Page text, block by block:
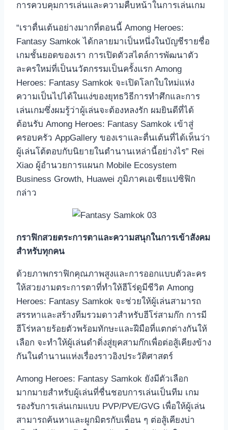
การควบคุมการเล่นและความคืบหน้าในการเล่นเกม
“เราตื่นเต้นอย่างมากที่ตอนนี้ Among Heroes:
Fantasy Samkok ได้กลายมาเป็นหนึ่งในบัญชีรายชื่อ
เกมชั้นยอดของเรา การเปิดตัวสไตล์การพัฒนาตัว
ละครใหม่ที่เป็นนวัตกรรมเป็นครั้งแรก Among
Heroes: Fantasy Samkok จะเปิดโลกใบใหม่แห่ง
ความเป็นไปได้ในแง่ของยุทธวิธีการทำศึกและการ
เล่นเกมซึ่งผมรู้ว่าผู้เล่นจะต้องหลงรัก ผมยินดีที่ได้
ต้อนรับ Among Heroes: Fantasy Samkok เข้าสู่
ครอบครัว AppGallery ของเราและตื่นเต้นที่ได้เห็นว่า
ผู้เล่นโต้ตอบกับนิยายในตำนานเหล่านี้อย่างไร” Rei
Xiao ผู้อำนวยการแผนก Mobile Ecosystem
Business Growth, Huawei ภูมิภาคเอเชียแปซิฟิก
กล่าว
กราฟิกสวยตระการตาและความสนุกในการเข้าสังคม
สำหรับทุกคน
ด้วยภาพกราฟิกคุณภาพสูงและการออกแบบตัวละคร
ให้สวยงามตระการตาที่ทำให้ฮีโร่ดูมีชีวิต Among
Heroes: Fantasy Samkok จะช่วยให้ผู้เล่นสามารถ
สรรหาและสร้างทีมรวมดาวสำหรับฮีโร่สามก๊ก การมี
ฮีโร่หลายร้อยตัวพร้อมทักษะและฝีมือที่แตกต่างกันให้
เลือก จะทำให้ผู้เล่นดำดิ่งสู่ยุคสามก๊กเพื่อต่อสู้เคียงข้าง
กันในตำนานแห่งเรื่องราวอิงประวัติศาสตร์
Among Heroes: Fantasy Samkok ยังมีตัวเลือก
มากมายสำหรับผู้เล่นที่ชื่นชอบการเล่นเป็นทีม เกม
รองรับการเล่นเกมแบบ PVP/PVE/GVG เพื่อให้ผู้เล่น
สามารถค้นหาและผูกมิตรกับเพื่อน ๆ ต่อสู้เคียงบ่า